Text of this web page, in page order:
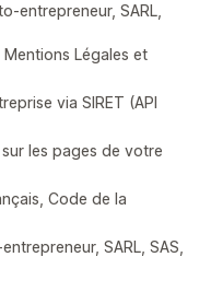
entrepreneur, SARL,
Légales et
via SIRET (API
les pages de votre
Code de la
SARL, SAS,